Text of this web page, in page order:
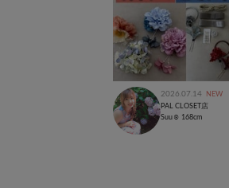
2026.07.14
NEW
PAL CLOSET店
Suu☺︎ 168cm